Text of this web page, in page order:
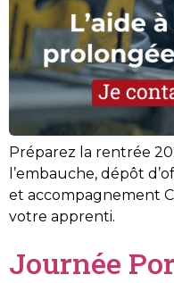
Préparez la rentrée
l’embauche, dépôt
et accompagnement
votre apprenti.
Journée